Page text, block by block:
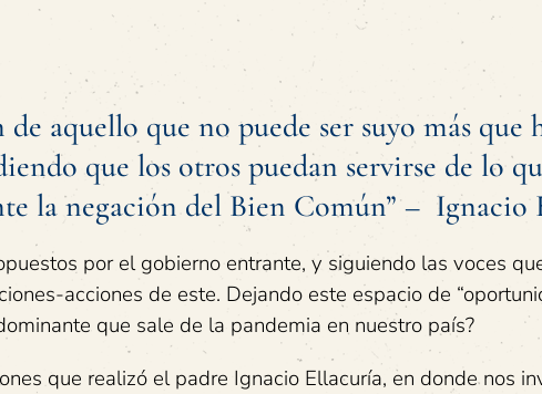
aquello que no puede ser suyo más que
que los otros puedan servirse de lo
la negación del Bien Común” – Ignacio
por el gobierno entrante, y siguiendo las voces
acciones de este. Dejando este espacio de
que sale de la pandemia en nuestro país?
que realizó el padre Ignacio Ellacuría, en donde nos